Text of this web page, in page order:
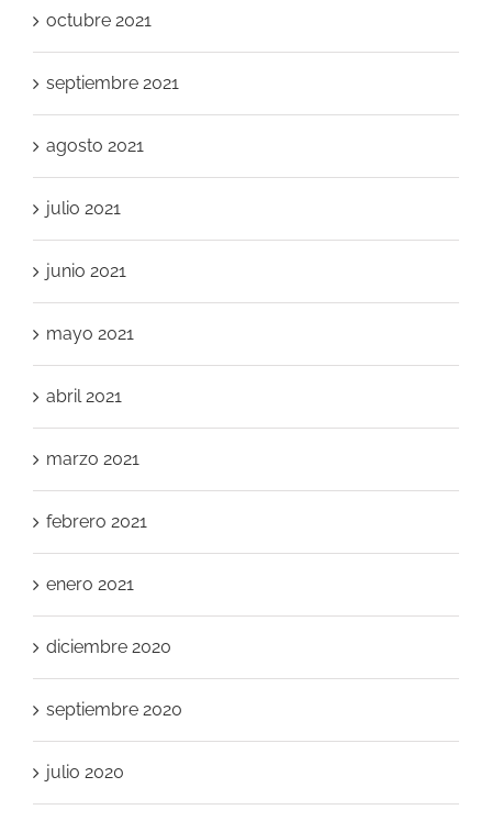
octubre 2021
septiembre 2021
agosto 2021
julio 2021
junio 2021
mayo 2021
abril 2021
marzo 2021
febrero 2021
enero 2021
diciembre 2020
septiembre 2020
julio 2020